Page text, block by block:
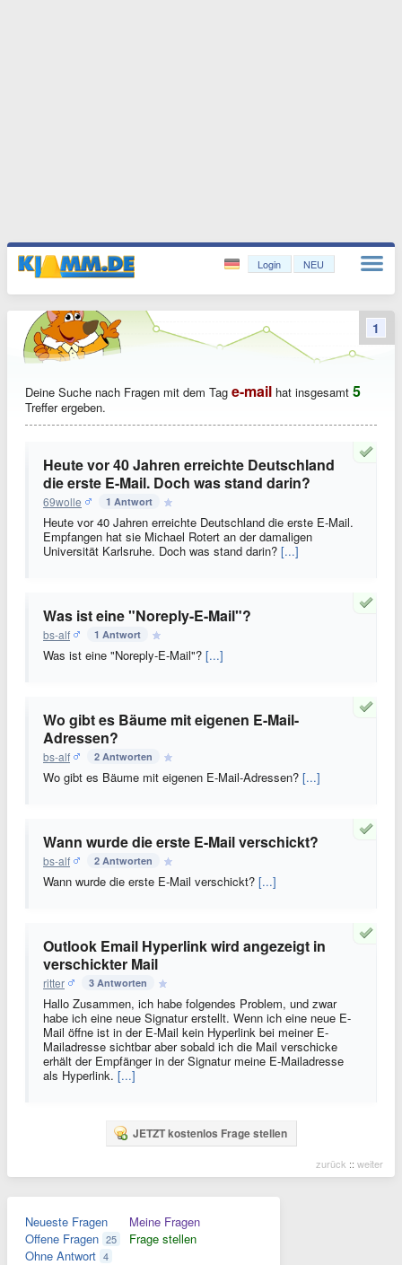
Login NEU
Deine Suche nach Fragen mit dem Tag e-mail hat insgesamt 5
Treffer ergeben.
Heute vor 40 Jahren erreichte Deutschland
die erste E-Mail. Doch was stand darin?
69wolle 1 Antwort
Heute vor 40 Jahren erreichte Deutschland die erste E-Mail.
Empfangen hat sie Michael Rotert an der damaligen
Universität Karlsruhe. Doch was stand darin? [...]
Was ist eine "Noreply-E-Mail"?
bs-alf 1 Antwort
Was ist eine "Noreply-E-Mail"? [...]
Wo gibt es Bäume mit eigenen E-Mail-
Adressen?
bs-alf 2 Antworten
Wo gibt es Bäume mit eigenen E-Mail-Adressen? [...]
Wann wurde die erste E-Mail verschickt?
bs-alf 2 Antworten
Wann wurde die erste E-Mail verschickt? [...]
Outlook Email Hyperlink wird angezeigt in
verschickter Mail
ritter 3 Antworten
Hallo Zusammen, ich habe folgendes Problem, und zwar
habe ich eine neue Signatur erstellt. Wenn ich eine neue E-
Mail öffne ist in der E-Mail kein Hyperlink bei meiner E-
Mailadresse sichtbar aber sobald ich die Mail verschicke
erhält der Empfänger in der Signatur meine E-Mailadresse
als Hyperlink. [...]
JETZT kostenlos Frage stellen
zurück :: weiter
1
Neueste Fragen
Offene Fragen 25
Ohne Antwort 4
Meine Fragen
Frage stellen